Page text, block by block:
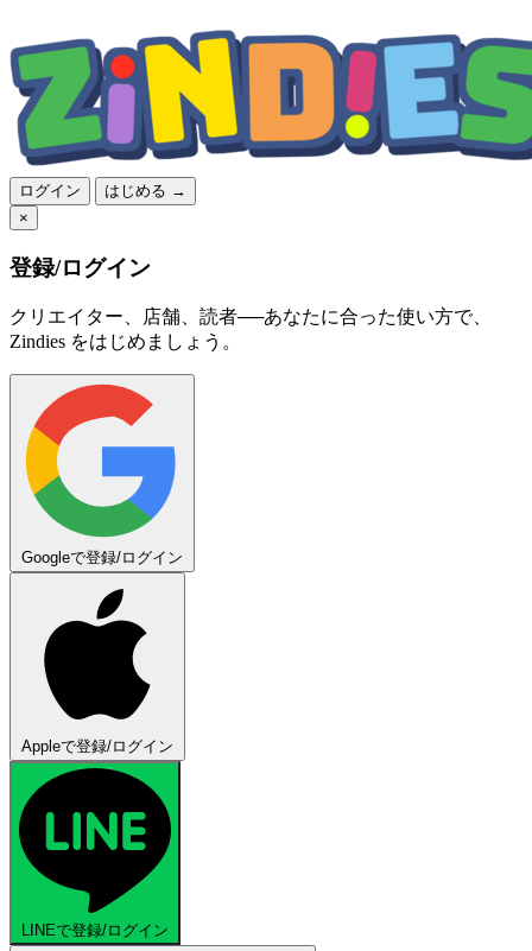
ログイン
はじめる →
×
登録/ログイン
クリエイター、店舗、読者──あなたに合った使い方で、
Zindies をはじめましょう。
Googleで登録/ログイン
Appleで登録/ログイン
LINEで登録/ログイン